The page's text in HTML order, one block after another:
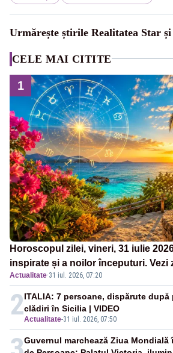
Urmărește știrile Realitatea Star și
CELE MAI CITITE
1
Horoscopul zilei, vineri, 31 iulie
inspirate și a noilor începuturi. Vezi
Actualitate·31 iul. 2026, 07:20
2Actualitate-31 iul. 2026, 07:50
ITALIA: 7 persoane, dispărute după
clădiri în Sicilia | VIDEO
Guvernul marchează Ziua